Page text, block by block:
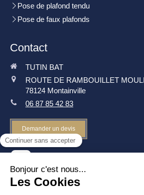
Pose de plafond tendu
Pose de faux plafonds
Contact
TUTIN BAT
ROUTE DE RAMBOUILLET
78124 Montainville
06 87 85 42 83
Demander un devis
©2019 TUTIN BAT - Rénovation intérieure